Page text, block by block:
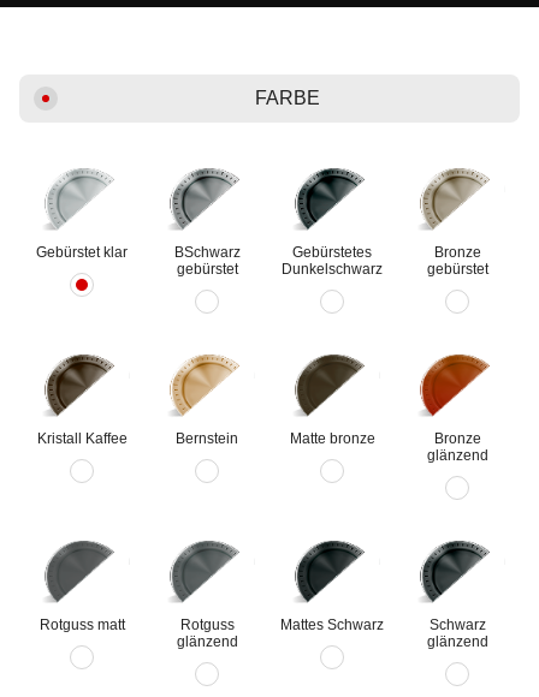
FARBE
Gebürstet klar
ВSchwarz
gebürstet
Gebürstetes
Dunkelschwarz
Bronze
gebürstet
Kristall Kaffee Bernstein Matte bronze
Bronze
glänzend
Rotguss matt
Rotguss
glänzend
Mattes Schwarz
Schwarz
glänzend